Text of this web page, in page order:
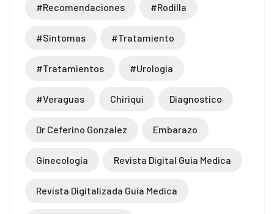
#recomendaciones #rodilla
#sintomas #tratamiento
#tratamientos #urologia
#veraguas Chiriqui Diagnostico
Dr Ceferino Gonzalez Embarazo
Ginecología Revista Digital Guia Medica
Revista Digitalizada Guia Medica